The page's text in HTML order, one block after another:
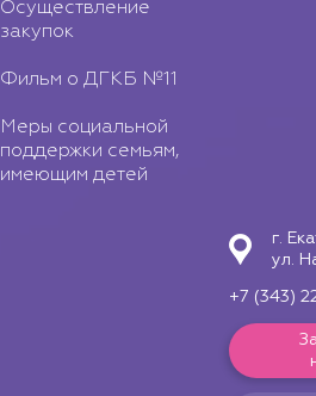
Осуществление
закупок
Фильм о ДГКБ №11
Меры социальной
поддержки семьям,
имеющим детей
г.
ул.
+7 (343)